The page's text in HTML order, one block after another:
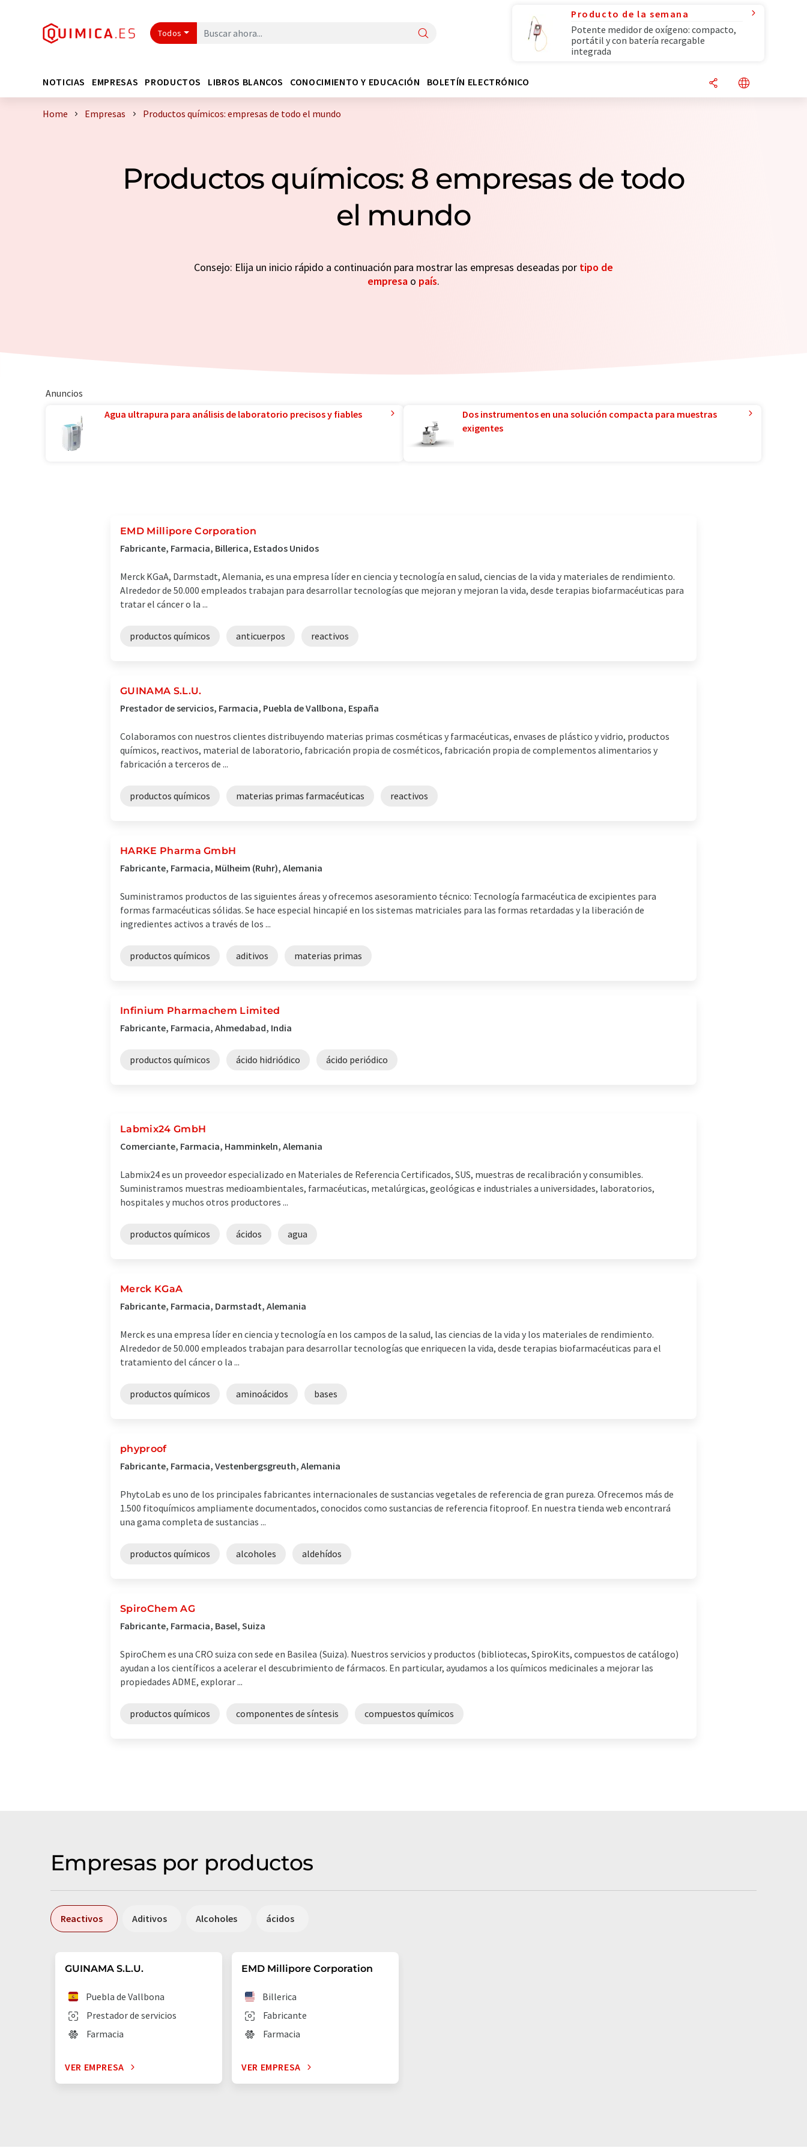
Todos
Producto de la semana
Potente medidor de oxígeno: compacto,
portátil y con batería recargable
integrada
NOTICIAS EMPRESAS PRODUCTOS LIBROS BLANCOS CONOCIMIENTO Y EDUCACIÓN BOLETÍN ELECTRÓNICO
Home Empresas Productos químicos: empresas de todo el mundo
Productos químicos: 8 empresas de todo
el mundo
Consejo: Elija un inicio rápido a continuación para mostrar las empresas deseadas por tipo de
empresa o país.
Anuncios
Agua ultrapura para análisis de laboratorio precisos y fiables
Dos instrumentos en una solución compacta para muestras
exigentes
EMD Millipore Corporation
Fabricante, Farmacia, Billerica, Estados Unidos
Merck KGaA, Darmstadt, Alemania, es una empresa líder en ciencia y tecnología en salud, ciencias de la vida y materiales de rendimiento.
Alrededor de 50.000 empleados trabajan para desarrollar tecnologías que mejoran y mejoran la vida, desde terapias biofarmacéuticas para
tratar el cáncer o la ...
productos químicos anticuerpos reactivos
GUINAMA S.L.U.
Prestador de servicios, Farmacia, Puebla de Vallbona, España
Colaboramos con nuestros clientes distribuyendo materias primas cosméticas y farmacéuticas, envases de plástico y vidrio, productos
químicos, reactivos, material de laboratorio, fabricación propia de cosméticos, fabricación propia de complementos alimentarios y
fabricación a terceros de ...
productos químicos materias primas farmacéuticas reactivos
HARKE Pharma GmbH
Fabricante, Farmacia, Mülheim (Ruhr), Alemania
Suministramos productos de las siguientes áreas y ofrecemos asesoramiento técnico: Tecnología farmacéutica de excipientes para
formas farmacéuticas sólidas. Se hace especial hincapié en los sistemas matriciales para las formas retardadas y la liberación de
ingredientes activos a través de los ...
productos químicos aditivos materias primas
Infinium Pharmachem Limited
Fabricante, Farmacia, Ahmedabad, India
productos químicos ácido hidriódico ácido periódico
Labmix24 GmbH
Comerciante, Farmacia, Hamminkeln, Alemania
Labmix24 es un proveedor especializado en Materiales de Referencia Certificados, SUS, muestras de recalibración y consumibles.
Suministramos muestras medioambientales, farmacéuticas, metalúrgicas, geológicas e industriales a universidades, laboratorios,
hospitales y muchos otros productores ...
productos químicos ácidos agua
Merck KGaA
Fabricante, Farmacia, Darmstadt, Alemania
Merck es una empresa líder en ciencia y tecnología en los campos de la salud, las ciencias de la vida y los materiales de rendimiento.
Alrededor de 50.000 empleados trabajan para desarrollar tecnologías que enriquecen la vida, desde terapias biofarmacéuticas para el
tratamiento del cáncer o la ...
productos químicos aminoácidos bases
phyproof
Fabricante, Farmacia, Vestenbergsgreuth, Alemania
PhytoLab es uno de los principales fabricantes internacionales de sustancias vegetales de referencia de gran pureza. Ofrecemos más de
1.500 fitoquímicos ampliamente documentados, conocidos como sustancias de referencia fitoproof. En nuestra tienda web encontrará
una gama completa de sustancias ...
productos químicos alcoholes aldehídos
SpiroChem AG
Fabricante, Farmacia, Basel, Suiza
SpiroChem es una CRO suiza con sede en Basilea (Suiza). Nuestros servicios y productos (bibliotecas, SpiroKits, compuestos de catálogo)
ayudan a los científicos a acelerar el descubrimiento de fármacos. En particular, ayudamos a los químicos medicinales a mejorar las
propiedades ADME, explorar ...
productos químicos componentes de síntesis compuestos químicos
Empresas por productos
Reactivos Aditivos Alcoholes ácidos
GUINAMA S.L.U.
Prestador de servicios
Puebla de Vallbona
Farmacia
VER EMPRESA
EMD Millipore Corporation
Fabricante
Billerica
Farmacia
VER EMPRESA